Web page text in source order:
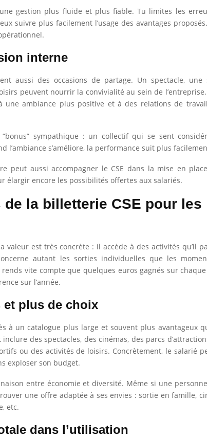
gestion plus fluide et plus fiable. Tu limites les
suivre plus facilement l’usage des avantages
interne
aussi des occasions de partage. Un spectacle, une
peuvent nourrir la convivialité au sein de l’entreprise.
une ambiance plus positive et à des relations de
“bonus” sympathique : un collectif qui se sent
l’ambiance s’améliore, la performance suit plus
peut aussi accompagner le CSE dans la mise en
élargir encore les possibilités offertes aux salariés.
de la billetterie CSE pour les
valeur est très concrète : il accède à des activités qu’il
autant les sorties individuelles que les
vite compte que quelques euros gagnés sur
sur l’année.
et plus de choix
à un catalogue plus large et souvent plus avantageux
des spectacles, des cinémas, des parcs
ou des activités de loisirs. Concrètement, le salarié
exploser son budget.
entre économie et diversité. Même si une personne
une offre adaptée à ses envies : sortie en famille,
etc.
dans l’utilisation